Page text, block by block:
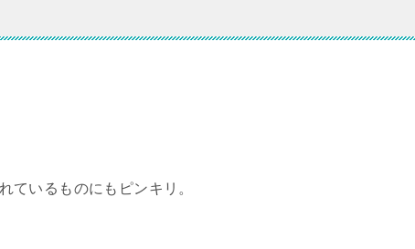
ているものにもピンキリ。